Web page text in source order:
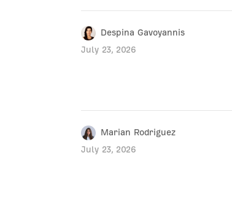
Despina Gavoyannis
July 23, 2026
Marian Rodriguez
July 23, 2026